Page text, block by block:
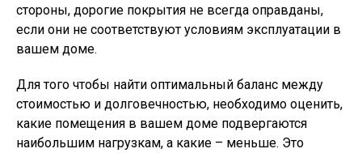
стороны, дорогие покрытия не всегда оправданы,
если они не соответствуют условиям эксплуатации в
вашем доме.
Для того чтобы найти оптимальный баланс между
стоимостью и долговечностью, необходимо оценить,
какие помещения в вашем доме подвергаются
наибольшим нагрузкам, а какие – меньше. Это